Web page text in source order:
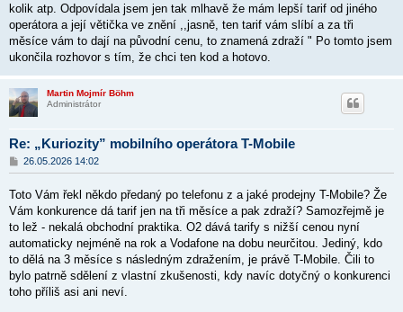
kolik atp. Odpovídala jsem jen tak mlhavě že mám lepší tarif od jiného
operátora a její větička ve znění ,,jasně, ten tarif vám slíbí a za tři
měsíce vám to dají na původní cenu, to znamená zdraží " Po tomto jsem
ukončila rozhovor s tím, že chci ten kod a hotovo.
Martin Mojmír Böhm
Administrátor
Re: „Kuriozity” mobilního operátora T-Mobile
P
ř
s
p
v
e
26.05.2026 14:02
Toto Vám řekl někdo předaný po telefonu z a jaké prodejny T-Mobile? Že
Vám konkurence dá tarif jen na tři měsíce a pak zdraží? Samozřejmě je
to lež - nekalá obchodní praktika. O2 dává tarify s nižší cenou nyní
automaticky nejméně na rok a Vodafone na dobu neurčitou. Jediný, kdo
to dělá na 3 měsíce s následným zdražením, je právě T-Mobile. Čili to
bylo patrně sdělení z vlastní zkušenosti, kdy navíc dotyčný o konkurenci
toho příliš asi ani neví.